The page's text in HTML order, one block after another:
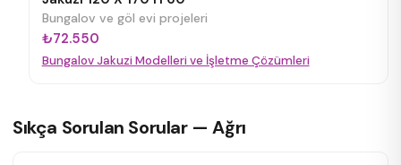
Bungalov ve göl evi projeleri
₺72.550
Bungalov Jakuzi Modelleri ve İşletme Çözümleri
Sıkça Sorulan Sorular — Ağrı